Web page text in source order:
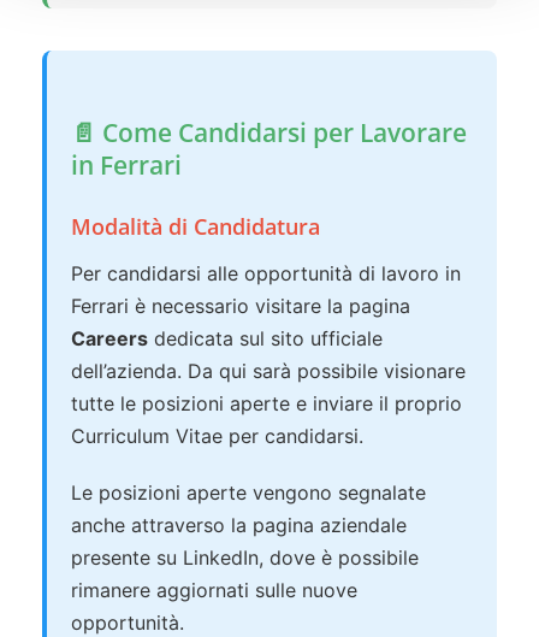
📄 Come Candidarsi per Lavorare
in Ferrari
Modalità di Candidatura
Per candidarsi alle opportunità di lavoro in
Ferrari è necessario visitare la pagina
Careers dedicata sul sito ufficiale
dell’azienda. Da qui sarà possibile visionare
tutte le posizioni aperte e inviare il proprio
Curriculum Vitae per candidarsi.
Le posizioni aperte vengono segnalate
anche attraverso la pagina aziendale
presente su LinkedIn, dove è possibile
rimanere aggiornati sulle nuove
opportunità.